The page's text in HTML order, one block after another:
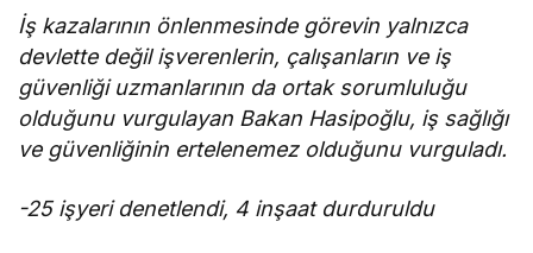
İş kazalarının önlenmesinde görevin yalnızca
devlette değil işverenlerin, çalışanların ve iş
güvenliği uzmanlarının da ortak sorumluluğu
olduğunu vurgulayan Bakan Hasipoğlu, iş sağlığı
ve güvenliğinin ertelenemez olduğunu vurguladı.
-25 işyeri denetlendi, 4 inşaat durduruldu